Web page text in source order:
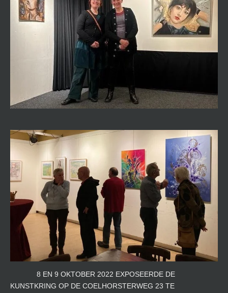
8 EN 9 OKTOBER 2022 EXPOSEERDE DE
KUNSTKRING OP DE COELHORSTERWEG 23 TE